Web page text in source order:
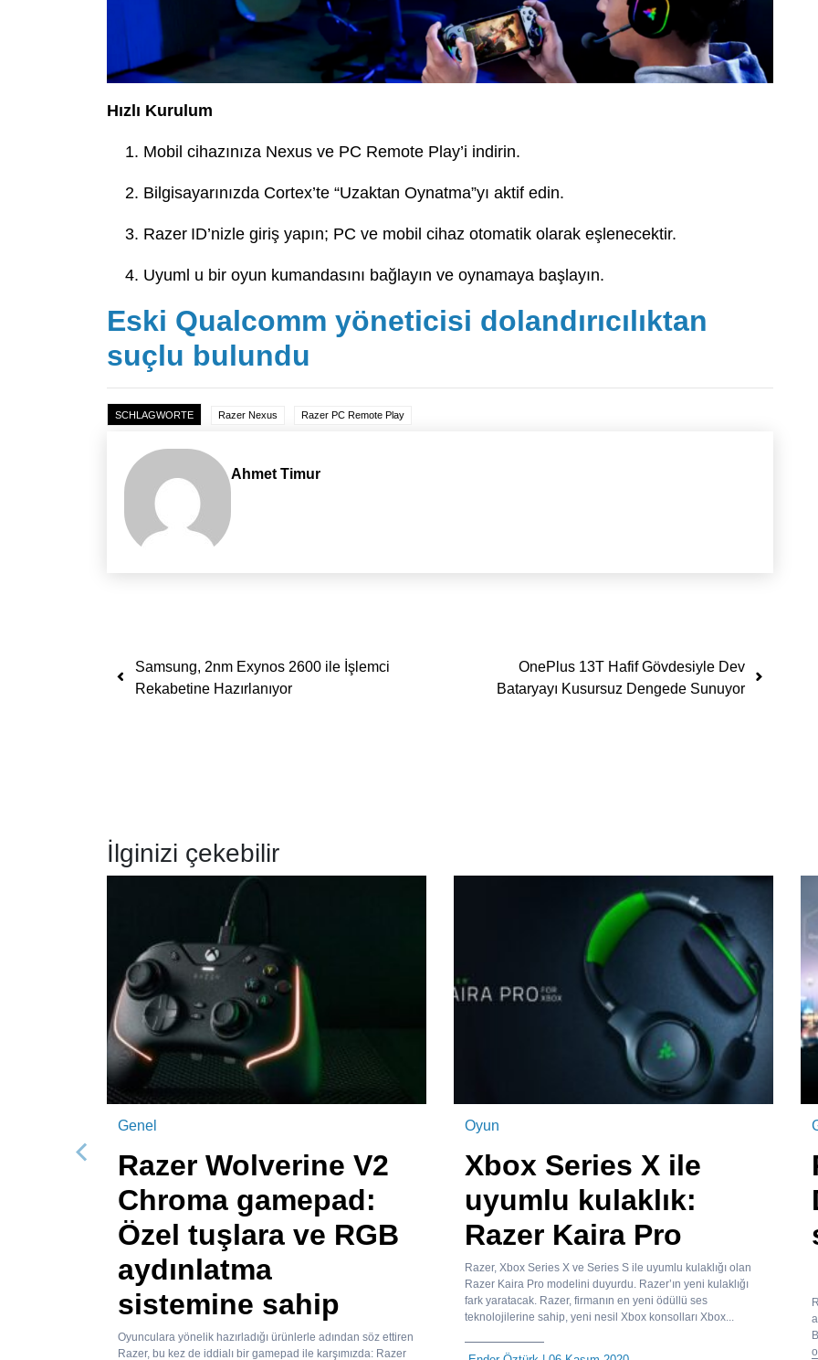
Hızlı Kurulum
Mobil cihazınıza Nexus ve PC Remote Play’i indirin.
Bilgisayarınızda Cortex’te “Uzaktan Oynatma”yı aktif edin.
Razer ID’nizle giriş yapın; PC ve mobil cihaz otomatik olarak eşlenecektir.
Uyuml u bir oyun kumandasını bağlayın ve oynamaya başlayın.
Eski Qualcomm yöneticisi dolandırıcılıktan
suçlu bulundu
SCHLAGWORTE Razer Nexus Razer PC Remote Play
Ahmet Timur
Yazı dolaşımı
Samsung, 2nm Exynos 2600 ile İşlemci
Rekabetine Hazırlanıyor
OnePlus 13T Hafif Gövdesiyle Dev
Bataryayı Kusursuz Dengede Sunuyor
İlginizi çekebilir
Genel
Razer Wolverine V2
Chroma gamepad:
Özel tuşlara ve RGB
aydınlatma
sistemine sahip
Oyunculara yönelik hazırladığı ürünlerle adından söz ettiren
Razer, bu kez de iddialı bir gamepad ile karşımızda: Razer
Oyun
Xbox Series X ile
uyumlu kulaklık:
Razer Kaira Pro
Razer, Xbox Series X ve Series S ile uyumlu kulaklığı olan
Razer Kaira Pro modelini duyurdu. Razer’ın yeni kulaklığı
fark yaratacak. Razer, firmanın en yeni ödüllü ses
teknolojilerine sahip, yeni nesil Xbox konsolları Xbox...
Önceki